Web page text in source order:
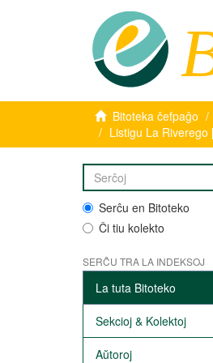
Bitoteka ĉefpaĝo
Listigu La
Serĉu en Bitoteko
Ĉi tiu kolekto
SERĈU TRA LA INDEKSOJ
La tuta Bitoteko
Sekcioj & Kolektoj
Aŭtoroj